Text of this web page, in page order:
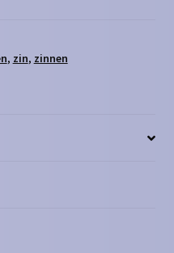
, zin, zinnen